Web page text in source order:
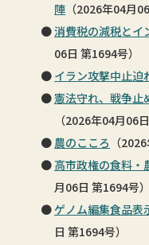
陣 （2026年04月
消費税の減税とイ
06日 第1694号）
イラン攻撃中止迫
憲法守れ、戦争
（2026年04月06
農のこころ （
高市政権の食料・
月06日 第1694号）
ゲノム編集食品表
日 第1694号）